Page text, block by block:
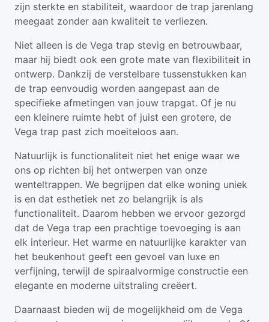
zijn sterkte en stabiliteit, waardoor de trap jarenlang
meegaat zonder aan kwaliteit te verliezen.
Niet alleen is de Vega trap stevig en betrouwbaar,
maar hij biedt ook een grote mate van flexibiliteit in
ontwerp. Dankzij de verstelbare tussenstukken kan
de trap eenvoudig worden aangepast aan de
specifieke afmetingen van jouw trapgat. Of je nu
een kleinere ruimte hebt of juist een grotere, de
Vega trap past zich moeiteloos aan.
Natuurlijk is functionaliteit niet het enige waar we
ons op richten bij het ontwerpen van onze
wenteltrappen. We begrijpen dat elke woning uniek
is en dat esthetiek net zo belangrijk is als
functionaliteit. Daarom hebben we ervoor gezorgd
dat de Vega trap een prachtige toevoeging is aan
elk interieur. Het warme en natuurlijke karakter van
het beukenhout geeft een gevoel van luxe en
verfijning, terwijl de spiraalvormige constructie een
elegante en moderne uitstraling creëert.
Daarnaast bieden wij de mogelijkheid om de Vega